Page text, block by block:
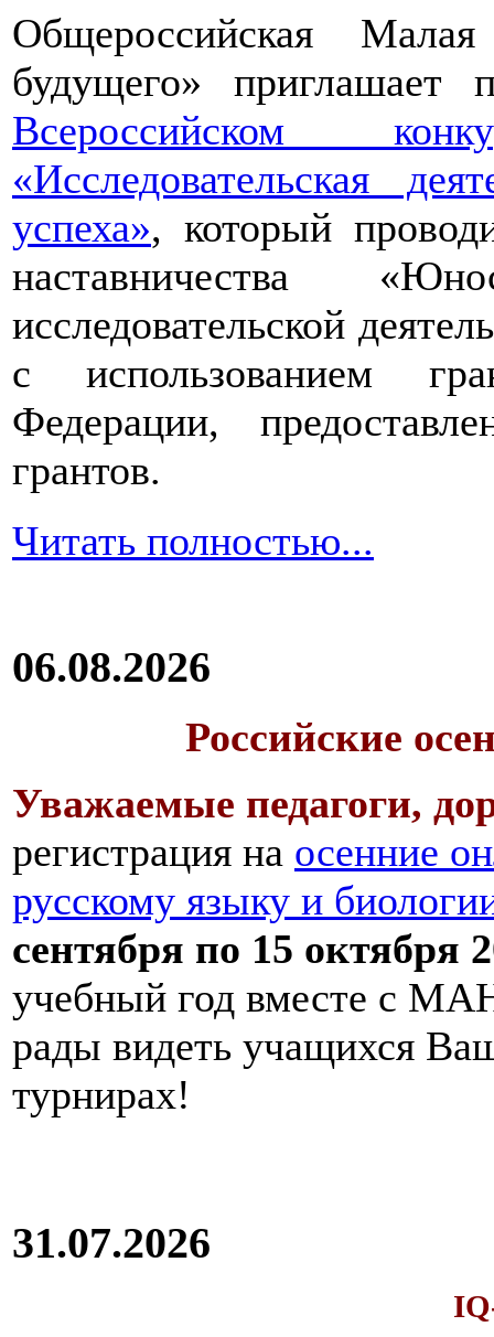
Общероссийская
будущего» приглашает
Всероссийском
«Исследовательская
успеха», который
наставничества
исследовательской
с использованием
Федерации,
грантов.
Читать полностью...
06.08.2026
Российские
Уважаемые педагоги,
регистрация на осенние
русскому языку и
сентября по 15 октября
учебный год вместе с
рады видеть учащихся
турнирах!
31.07.2026